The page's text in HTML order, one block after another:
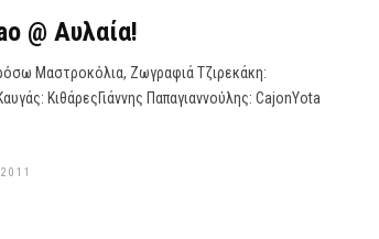
@ Αυλαία!
Μαστροκόλια, Ζωγραφιά Τζιρεκάκη:
ΚιθάρεςΓιάννης Παπαγιαννούλης: CajonYota